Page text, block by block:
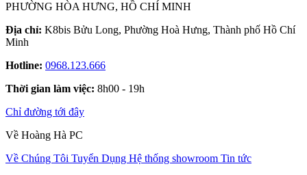
PHƯỜNG HÒA HƯNG, HỒ CHÍ MINH
Địa chỉ: K8bis Bửu Long, Phường Hoà Hưng, Thành phố Hồ Chí
Minh
Hotline: 0968.123.666
Thời gian làm việc: 8h00 - 19h
Chỉ đường tới đây
Về Hoàng Hà PC
Về Chúng Tôi Tuyển Dụng Hệ thống showroom Tin tức